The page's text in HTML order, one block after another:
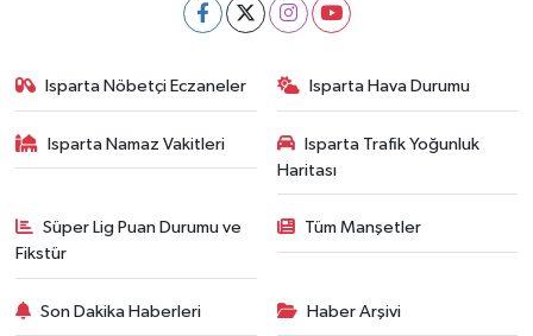
Isparta Nöbetçi Eczaneler Isparta Hava Durumu
Isparta Namaz Vakitleri
Isparta Trafik Yoğunluk
Haritası
Süper Lig Puan Durumu ve
Fikstür
Tüm Manşetler
Son Dakika Haberleri Haber Arşivi